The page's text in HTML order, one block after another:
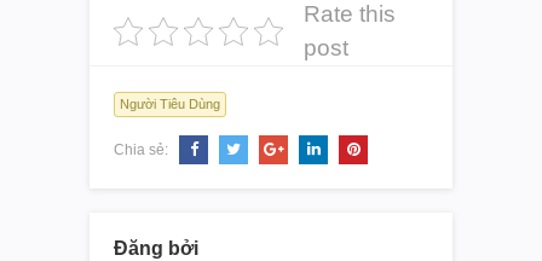
Rate this
post
Người Tiêu Dùng
Chia sẻ:
Đăng bởi